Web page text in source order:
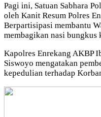
Pagi ini, Satuan Sabhara
oleh Kanit Resum Polres
Berpartisipasi membantu
membagikan nasi bungkus
Kapolres Enrekang AKBP
Siswoyo mengatakan
kepedulian terhadap